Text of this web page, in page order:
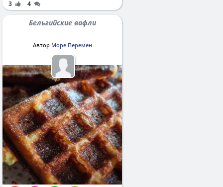
3 4
Бельгийские вафли
Автор Море Перемен